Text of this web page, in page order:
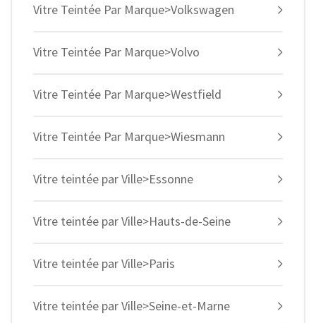
Vitre Teintée Par Marque>Volkswagen
Vitre Teintée Par Marque>Volvo
Vitre Teintée Par Marque>Westfield
Vitre Teintée Par Marque>Wiesmann
Vitre teintée par Ville>Essonne
Vitre teintée par Ville>Hauts-de-Seine
Vitre teintée par Ville>Paris
Vitre teintée par Ville>Seine-et-Marne